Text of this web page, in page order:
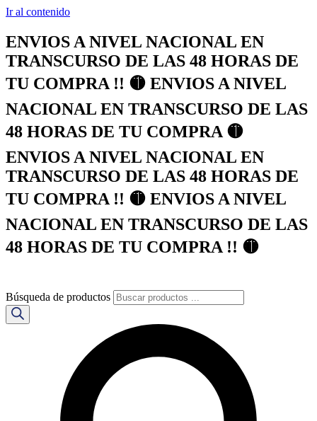
Ir al contenido
ENVIOS A NIVEL NACIONAL EN
TRANSCURSO DE LAS 48 HORAS DE
TU COMPRA !! 🟡 ENVIOS A NIVEL
NACIONAL EN TRANSCURSO DE LAS
48 HORAS DE TU COMPRA 🟡
ENVIOS A NIVEL NACIONAL EN
TRANSCURSO DE LAS 48 HORAS DE
TU COMPRA !! 🟡 ENVIOS A NIVEL
NACIONAL EN TRANSCURSO DE LAS
48 HORAS DE TU COMPRA !! 🟡
Búsqueda de productos